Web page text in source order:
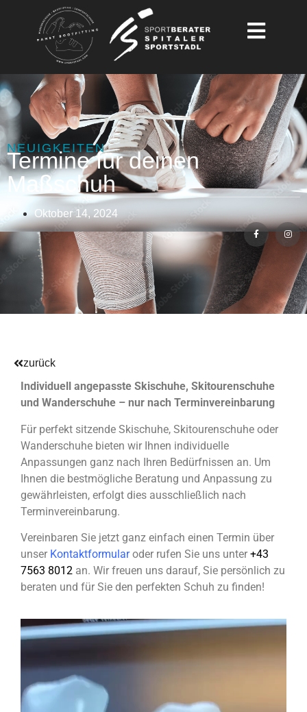
NEUIGKEITEN
Termine für deinen
Maßschuh
Oktober 14, 2024
zurück
Individuell angepasste Skischuhe, Skitourenschuhe
und Wanderschuhe – nur nach Terminvereinbarung
Für perfekt sitzende Skischuhe, Skitourenschuhe oder
Wanderschuhe bieten wir Ihnen individuelle
Anpassungen ganz nach Ihren Bedürfnissen an. Um
Ihnen die bestmögliche Beratung und Anpassung zu
gewährleisten, erfolgt dies ausschließlich nach
Terminvereinbarung.
Vereinbaren Sie jetzt ganz einfach einen Termin über
unser Kontaktformular oder rufen Sie uns unter +43
7563 8012 an. Wir freuen uns darauf, Sie persönlich zu
beraten und für Sie den perfekten Schuh zu finden!